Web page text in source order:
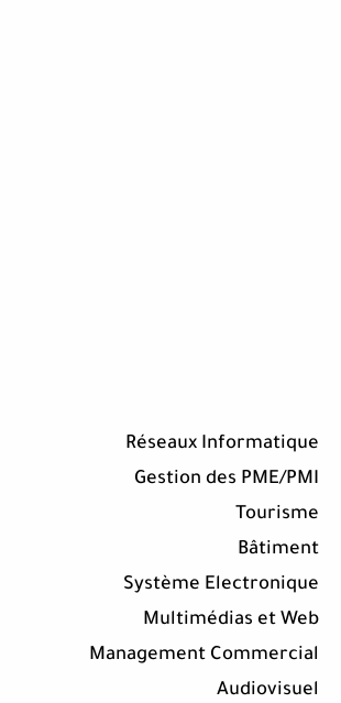
Réseaux Informatique
Gestion des PME/PMI
Tourisme
Bâtiment
Système Electronique
Multimédias et Web
Management Commercial
Audiovisuel